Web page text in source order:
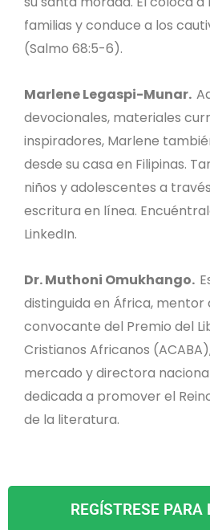
familias y conduce a los
(Salmo 68:5-6).
Marlene Legaspi-Munar.
devocionales, materiales
inspiradores, Marlene
desde su casa en Filipinas.
niños y adolescentes a
escritura en línea.
LinkedIn.
Dr. Muthoni Omukhango.
distinguida en África, mentor
convocante del Premio del
Cristianos Africanos
mercado y directora
dedicada a promover el
de la literatura.
REGÍSTRESE PARA